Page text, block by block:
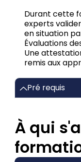
Durant cette
experts
en situation
Évaluations
Une
remis aux
Pré requis
À qui